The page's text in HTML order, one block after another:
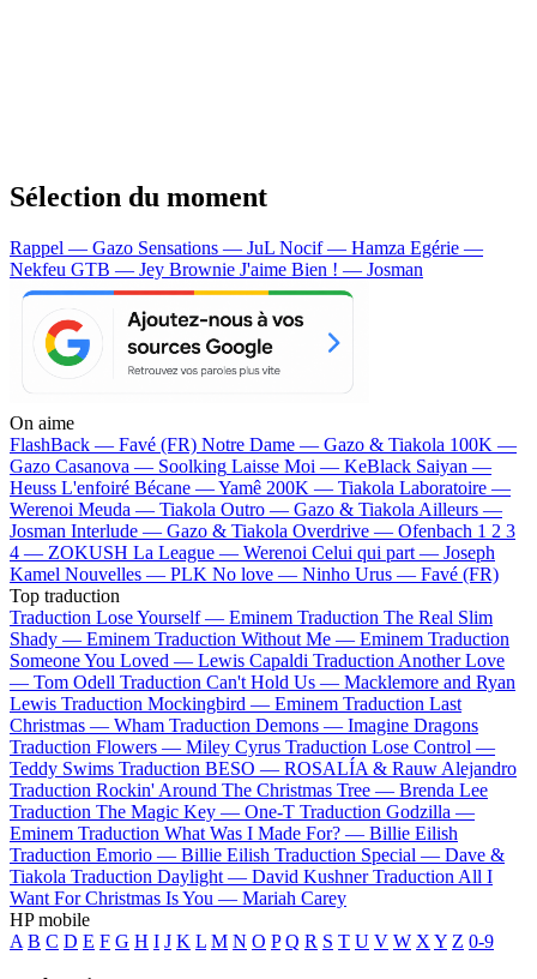
Sélection du moment
Rappel — Gazo Sensations — JuL Nocif — Hamza Egérie —
Nekfeu GTB — Jey Brownie J'aime Bien ! — Josman
On aime
FlashBack — Favé (FR) Notre Dame — Gazo & Tiakola 100K —
Gazo Casanova — Soolking Laisse Moi — KeBlack Saiyan —
Heuss L'enfoiré Bécane —Yamê 200K — Tiakola Laboratoire —
Werenoi Meuda — Tiakola Outro — Gazo & Tiakola Ailleurs —
Josman Interlude — Gazo & Tiakola Overdrive — Ofenbach 1 2 3
4 — ZOKUSH La League — Werenoi Celui qui part — Joseph
Kamel Nouvelles — PLK No love — Ninho Urus — Favé (FR)
Top traduction
Traduction Lose Yourself — Eminem Traduction The Real Slim
Shady — Eminem Traduction Without Me — Eminem Traduction
Someone You Loved — Lewis Capaldi Traduction Another Love
— Tom Odell Traduction Can't Hold Us — Macklemore and Ryan
Lewis Traduction Mockingbird — Eminem Traduction Last
Christmas — Wham Traduction Demons — Imagine Dragons
Traduction Flowers — Miley Cyrus Traduction Lose Control —
Teddy Swims Traduction BESO — ROSALÍA & Rauw Alejandro
Traduction Rockin' Around The Christmas Tree — Brenda Lee
Traduction The Magic Key — One-T Traduction Godzilla —
Eminem Traduction What Was I Made For? — Billie Eilish
Traduction Emorio — Billie Eilish Traduction Special — Dave &
Tiakola Traduction Daylight — David Kushner Traduction All I
Want For Christmas Is You — Mariah Carey
HP mobile
A B C D E F G H I J K L M N O P Q R S T U V W X Y Z 0-9